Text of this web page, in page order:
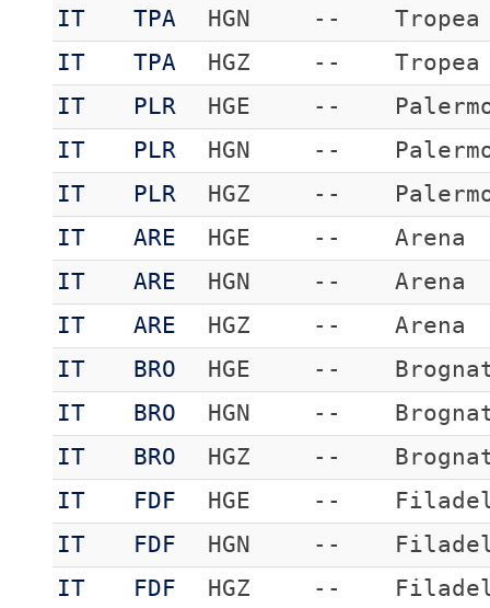
IT
TPA HGN --
Tropea
IT
TPA HGZ --
Tropea
IT
PLR HGE --
IT
PLR HGN --
IT
PLR HGZ --
IT
ARE HGE --
Arena
IT
ARE HGN --
Arena
IT
ARE HGZ --
Arena
IT
BRO HGE --
IT
BRO HGN --
IT
BRO HGZ --
IT
FDF HGE --
IT
FDF HGN --
IT
FDF HGZ --